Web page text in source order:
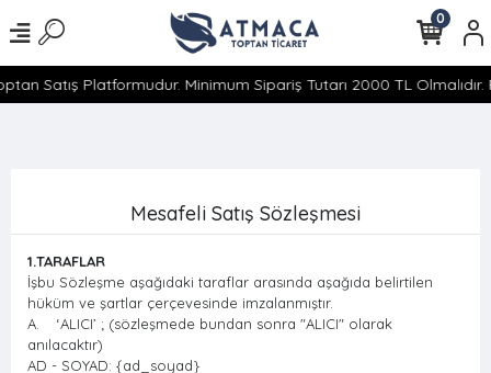
Satış Platformudur. Minimum Sipariş Tutarı 2000 TL Olmalıdır.
0
Mesafeli Satış Sözleşmesi
1.TARAFLAR
İşbu Sözleşme aşağıdaki taraflar arasında aşağıda belirtilen
hüküm ve şartlar çerçevesinde imzalanmıştır.
A. ‘ALICI’ ; (sözleşmede bundan sonra "ALICI" olarak
anılacaktır)
AD - SOYAD: {ad_soyad}